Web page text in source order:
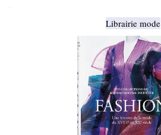
.
Librairie mode